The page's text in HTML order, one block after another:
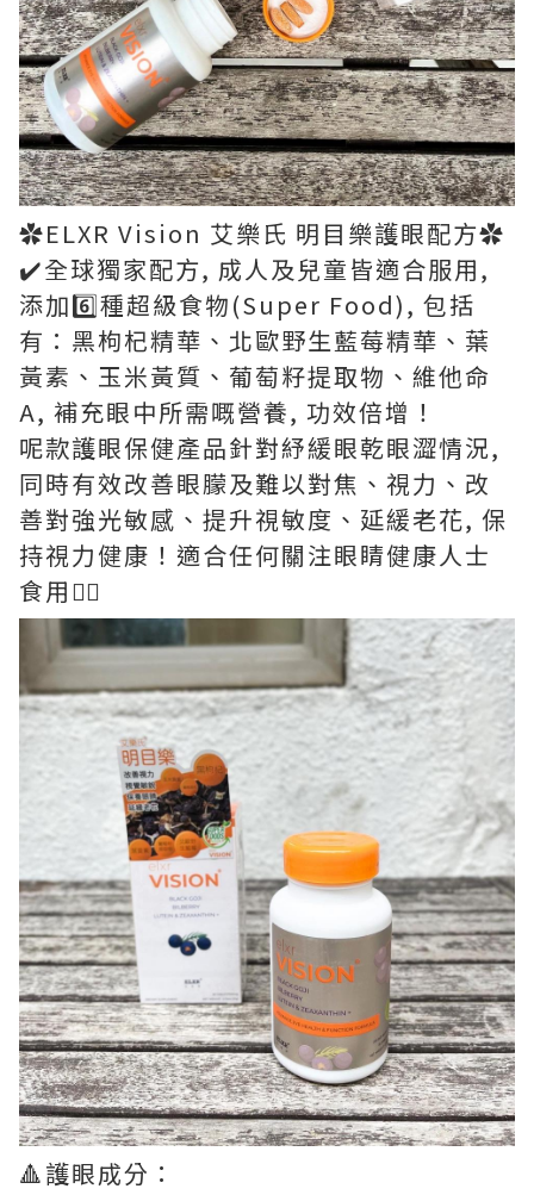
✿ELXR Vision 艾樂氏 明目樂護眼配方✿
✔️全球獨家配方, 成人及兒童皆適合服用,
添加6️⃣種超級食物(Super Food), 包括
有：黑枸杞精華、北歐野生藍莓精華、葉
黃素、玉米黃質、葡萄籽提取物、維他命
A, 補充眼中所需嘅營養, 功效倍增！
呢款護眼保健產品針對紓緩眼乾眼澀情況,
同時有效改善眼朦及難以對焦、視力、改
善對強光敏感、提升視敏度、延緩老花, 保
持視力健康！適合任何關注眼睛健康人士
食用👍🏻
🔺護眼成分：